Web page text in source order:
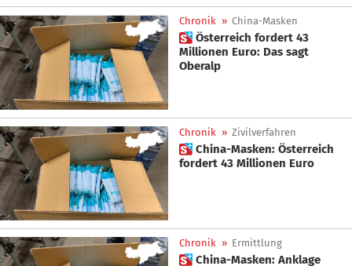
Chronik » China-Masken
 Österreich fordert 43
Millionen Euro: Das sagt
Oberalp
Chronik » Zivilverfahren
 China-Masken: Österreich
fordert 43 Millionen Euro
Chronik » Ermittlung
 China-Masken: Anklage